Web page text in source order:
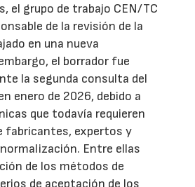
el grupo de trabajo CEN/TC
de la revisión de la
en una nueva
el borrador fue
la segunda consulta del
enero de 2026, debido a
que todavía requieren
fabricantes, expertos y
Entre ellas
de los métodos de
de aceptación de los